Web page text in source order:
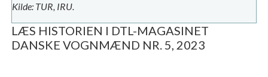
Kilde: TUR, IRU.
LÆS HISTORIEN I DTL-MAGASINET
DANSKE VOGNMÆND NR. 5, 2023